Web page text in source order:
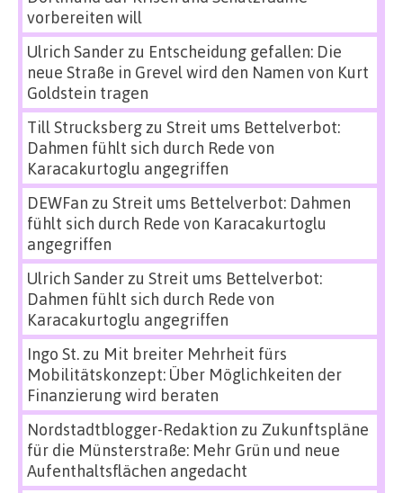
vorbereiten will
Ulrich Sanderzu Entscheidung gefallen: Die
neue Straße in Grevel wird den Namen von Kurt
Goldstein tragen
Till Strucksbergzu Streit ums Bettelverbot:
Dahmen fühlt sich durch Rede von
Karacakurtoglu angegriffen
DEWFan zu Streit ums Bettelverbot: Dahmen
fühlt sich durch Rede von Karacakurtoglu
angegriffen
Ulrich Sanderzu Streit ums Bettelverbot:
Dahmen fühlt sich durch Rede von
Karacakurtoglu angegriffen
Ingo St.zu Mit breiter Mehrheit fürs
Mobilitätskonzept: Über Möglichkeiten der
Finanzierung wird beraten
Nordstadtblogger-Redaktion zu Zukunftspläne
für die Münsterstraße: Mehr Grün und neue
Aufenthaltsflächen angedacht